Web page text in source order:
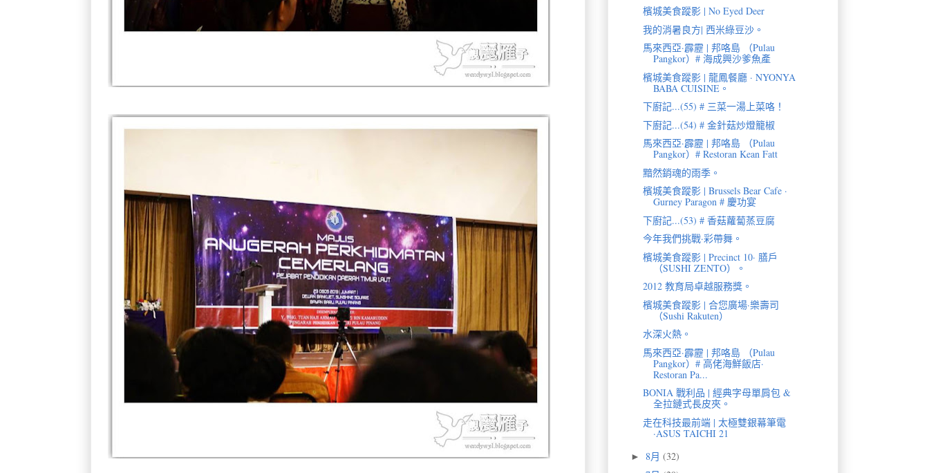
檳城美食蹤影 | No Eyed Deer
我的消暑良方| 西米綠豆沙。
馬來西亞·霹靂 | 邦咯島 （Pulau
Pangkor）# 海成興沙爹魚產
檳城美食蹤影 | 龍鳳餐廳 · NYONYA
BABA CUISINE。
下廚記...(55) # 三菜一湯上菜咯！
下廚記...(54) # 金針菇炒燈籠椒
馬來西亞·霹靂 | 邦咯島 （Pulau
Pangkor）# Restoran Kean Fatt
黯然銷魂的雨季。
檳城美食蹤影 | Brussels Bear Cafe ·
Gurney Paragon # 慶功宴
下廚記...(53) # 香菇蘿蔔蒸豆腐
今年我們挑戰·彩帶舞。
檳城美食蹤影 | Precinct 10· 膳戶
（SUSHI ZENTO）。
2012 教育局卓越服務獎。
檳城美食蹤影 | 合您廣場·樂壽司
（Sushi Rakuten）
水深火熱。
馬來西亞·霹靂 | 邦咯島 （Pulau
Pangkor）# 高佬海鮮飯店·
Restoran Pa...
BONIA 戰利品 | 經典字母單肩包 &
全拉鏈式長皮夾。
走在科技最前端 | 太極雙銀幕筆電
·ASUS TAICHI 21
► 8月 (32)